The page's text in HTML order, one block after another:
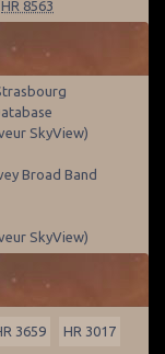
HR 8563
SkyView)
Broad Band
SkyView)
3659 HR 3017